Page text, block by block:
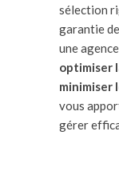
sélection
garantie
une
optimiser
minimiser
vous
gérer